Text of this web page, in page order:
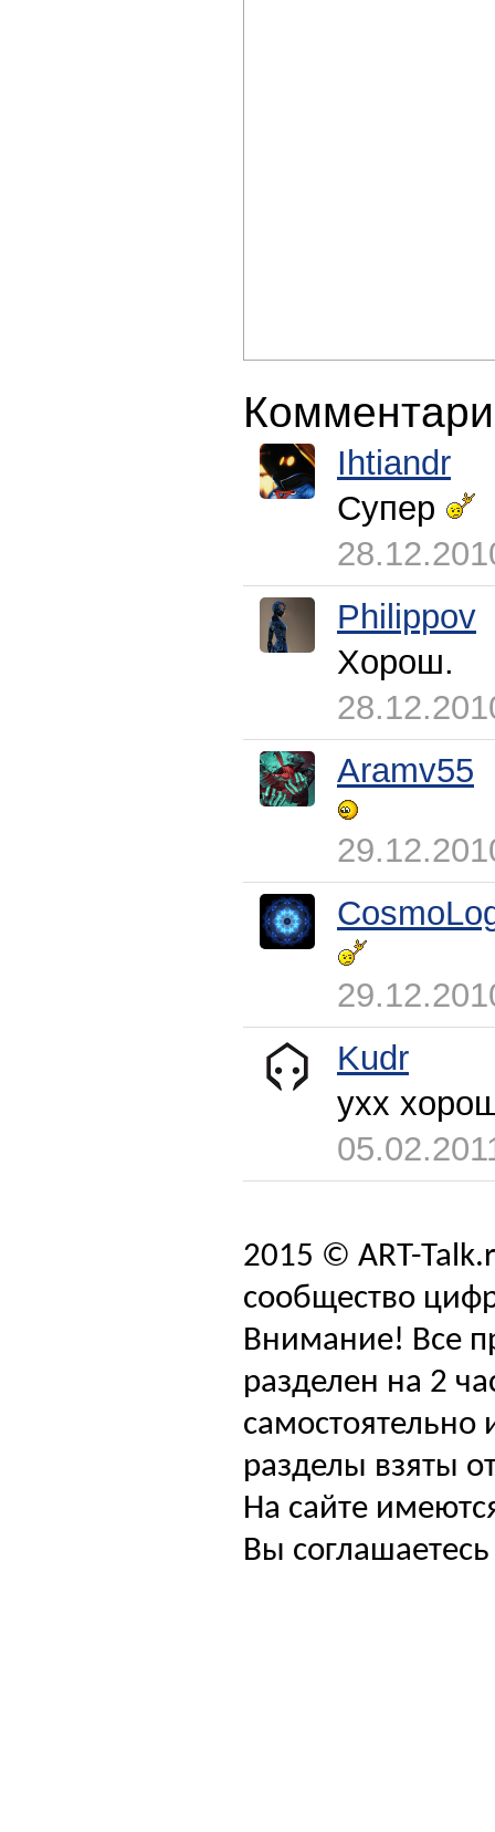
Ihtiandr
Супер
Philippov
Хорош.
Aramv55
Kudr
ухх
2015 © ART-
сообщество
Внимание! Все
разделен на 2
самостоятельно
разделы взяты
На сайте
Вы